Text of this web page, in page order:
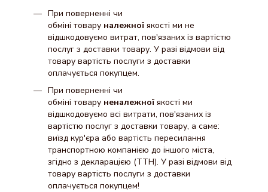
При поверненні чи
обміні товару належної якості ми не
відшкодовуємо витрат, пов'язаних із вартістю
послуг з доставки товару. У разі відмови від
товару вартість послуги з доставки
оплачується покупцем.
При поверненні чи
обміні товару неналежної якості ми
відшкодовуємо всі витрати, пов'язаних із
вартістю послуг з доставки товару, а саме:
виїзд кур'єра або вартість пересилання
транспортною компанією до іншого міста,
згідно з декларацією (ТТН). У разі відмови від
товару вартість послуги з доставки
оплачується покупцем!